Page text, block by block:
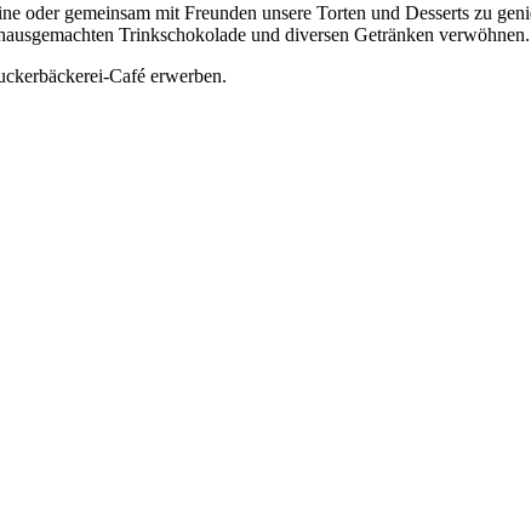
oder gemeinsam mit Freunden unsere Torten und Desserts zu
Trinkschokolade und diversen Getränken verwöhnen.
Café erwerben.